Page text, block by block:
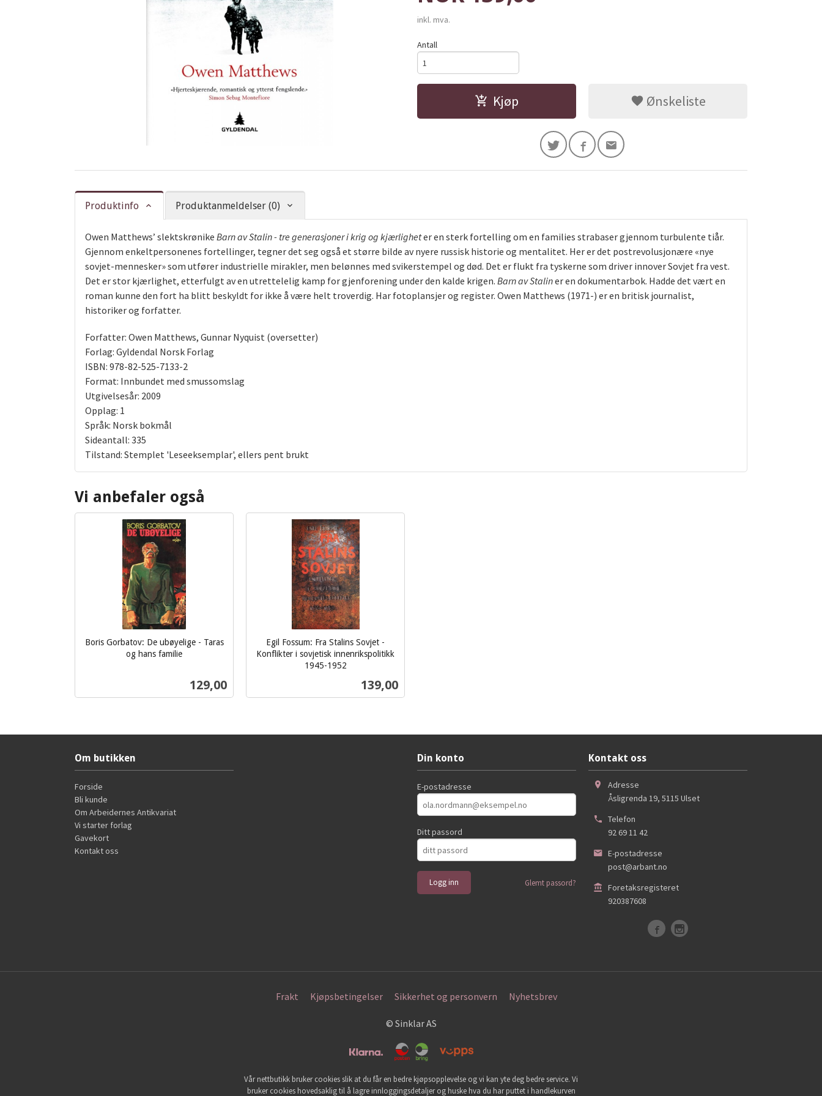
inkl. mva.
Antall
Kjøp Ønskeliste
Produktinfo Produktanmeldelser (0)
Owen Matthews’ slektskrønike Barn av Stalin - tre generasjoner i krig og kjærligheter en sterk fortelling om en families strabaser gjennom turbulente tiår.
Gjennom enkeltpersonenes fortellinger, tegner det seg også et større bilde av nyere russisk historie og mentalitet. Her er det postrevolusjonære «nye
sovjet-mennesker» som utfører industrielle mirakler, men belønnes med svikerstempel og død. Det er flukt fra tyskerne som driver innover Sovjet fra vest.
Det er stor kjærlighet, etterfulgt av en utrettelelig kamp for gjenforening under den kalde krigen. Barn av Staliner en dokumentarbok. Hadde det vært en
roman kunne den fort ha blitt beskyldt for ikke å være helt troverdig. Har fotoplansjer og register. Owen Matthews (1971-) er en britisk journalist,
historiker og forfatter.
Forfatter: Owen Matthews, Gunnar Nyquist (oversetter)
Forlag: Gyldendal Norsk Forlag
ISBN: 978-82-525-7133-2
Format: Innbundet med smussomslag
Utgivelsesår: 2009
Opplag: 1
Språk: Norsk bokmål
Sideantall: 335
Tilstand: Stemplet 'Leseeksemplar', ellers pent brukt
Vi anbefaler også
Boris Gorbatov: De ubøyelige - Taras
og hans familie
Pris
129,00
Egil Fossum: Fra Stalins Sovjet -
Konflikter i sovjetisk innenrikspolitikk
1945-1952
Pris
139,00
Om butikken
Forside
Bli kunde
Om Arbeidernes Antikvariat
Vi starter forlag
Gavekort
Kontakt oss
Din konto
E-postadresse
Ditt passord
Glemt passord?
Kontakt oss
Adresse
Åsligrenda 19, 5115 Ulset
Telefon
92 69 11 42
E-postadresse
post@arbant.no
Foretaksregisteret
920387608
Frakt Kjøpsbetingelser Sikkerhet og personvern Nyhetsbrev
© Sinklar AS
Vår nettbutikk bruker cookies slik at du får en bedre kjøpsopplevelse og vi kan yte deg bedre service. Vi
bruker cookies hovedsaklig til å lagre innloggingsdetaljer og huske hva du har puttet i handlekurven